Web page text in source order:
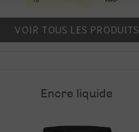
VOIR TOUS LES PRODUITS
Encre liquide